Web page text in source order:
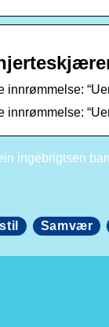
ingebrigtsen
Samvær